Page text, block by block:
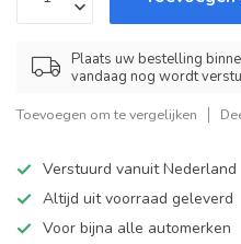
Plaats uw bestelling
vandaag nog wordt
Toevoegen om te vergelijken
Verstuurd vanuit Nederland
Altijd uit voorraad geleverd
Voor bijna alle automerken